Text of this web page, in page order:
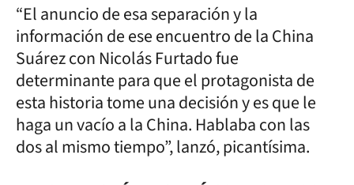
“El anuncio de esa separación y la
información de ese encuentro de la China
Suárez con Nicolás Furtado fue
determinante para que el protagonista de
esta historia tome una decisión y es que le
haga un vacío a la China. Hablaba con las
dos al mismo tiempo”, lanzó, picantísima.